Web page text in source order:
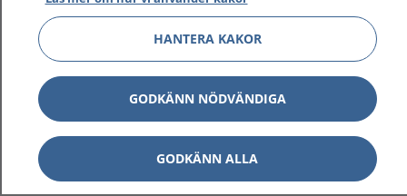
1177 ger dig råd när du vill må bättre.
1177 på flera språk Visa
Visa
HANTERA KAKOR
GODKÄNN NÖDVÄNDIGA
GODKÄNN ALLA